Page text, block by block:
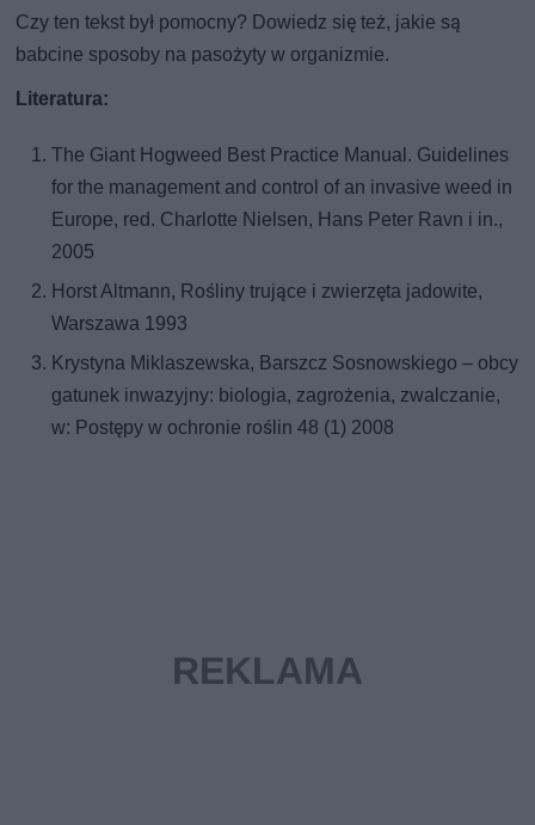
Czy ten tekst był pomocny? Dowiedz się też, jakie są
babcine sposoby na pasożyty w organizmie.
Literatura:
The Giant Hogweed Best Practice Manual. Guidelines
for the management and control of an invasive weed in
Europe, red. Charlotte Nielsen, Hans Peter Ravn i in.,
2005
Horst Altmann, Rośliny trujące i zwierzęta jadowite,
Warszawa 1993
Krystyna Miklaszewska, Barszcz Sosnowskiego – obcy
gatunek inwazyjny: biologia, zagrożenia, zwalczanie,
w: Postępy w ochronie roślin 48 (1) 2008